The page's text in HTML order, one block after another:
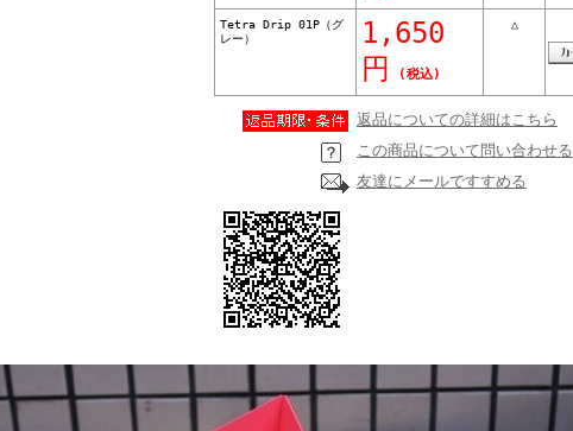
Tetra Drip 01P（グ
レー）
1,650
円
(税込)
△
返品についての詳細はこちら
この商品について問い合わせる
友達にメールですすめる